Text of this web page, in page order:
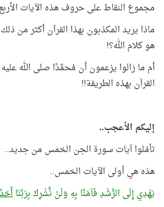
مجموع النقاط على حروف هذه الآيات الأربع 72 نقطة!
ماذا يريد المكذبون بهذا القرآن أكثر من
هو كلام الله؟!
أم ما زالوا يزعمون أن مُحمَّدًا صلى الله
القرآن بهذه الطريقة!!
إليكم الأعجب..
تأمّلوا آيات سورة الجن الخمس من جديد..
هذه هي أولى الآيات الخمس..
يَهْدِي إِلَى الرُّشْدِ فَآمَنَّا بِهِ وَلَنْ نُّشْرِكَ بِرَبِّنَا